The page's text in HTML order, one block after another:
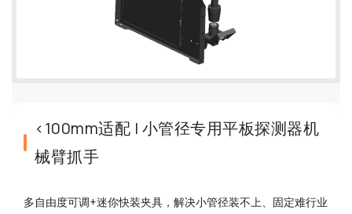
<100mm适配 | 小管径专用平板探测器机
械臂抓手
多自由度可调+迷你快装夹具，解决小管径装不上、固定难行业